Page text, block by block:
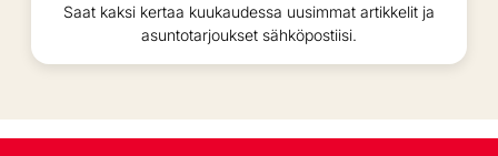
Saat kaksi kertaa kuukaudessa uusimmat artikkelit ja
asuntotarjoukset sähköpostiisi.